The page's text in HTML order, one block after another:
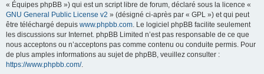
« Équipes phpBB ») qui est un script libre de forum, déclaré sous la licence «
GNU General Public License v2 » (désigné ci-après par « GPL ») et qui peut
être téléchargé depuis www.phpbb.com. Le logiciel phpBB facilite seulement
les discussions sur Internet. phpBB Limited n’est pas responsable de ce que
nous acceptons ou n’acceptons pas comme contenu ou conduite permis. Pour
de plus amples informations au sujet de phpBB, veuillez consulter :
https://www.phpbb.com/.